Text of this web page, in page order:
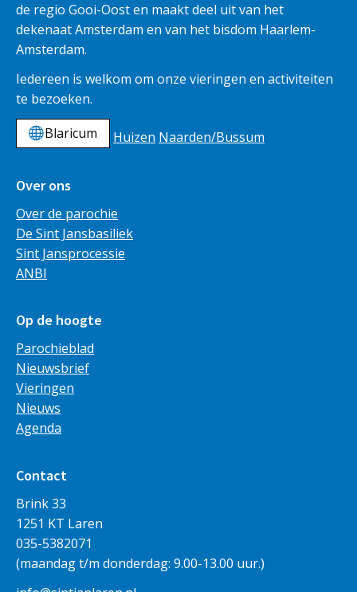
de regio Gooi-Oost en maakt deel uit van het
dekenaat Amsterdam en van het bisdom Haarlem-
Amsterdam.
Iedereen is welkom om onze vieringen en activiteiten
te bezoeken.
Blaricum
Huizen Naarden/Bussum
Over ons
Over de parochie
De Sint Jansbasiliek
Sint Jansprocessie
ANBI
Op de hoogte
Parochieblad
Nieuwsbrief
Vieringen
Nieuws
Agenda
Contact
Brink 33
1251 KT Laren
035-5382071
(maandag t/m donderdag: 9.00-13.00 uur.)